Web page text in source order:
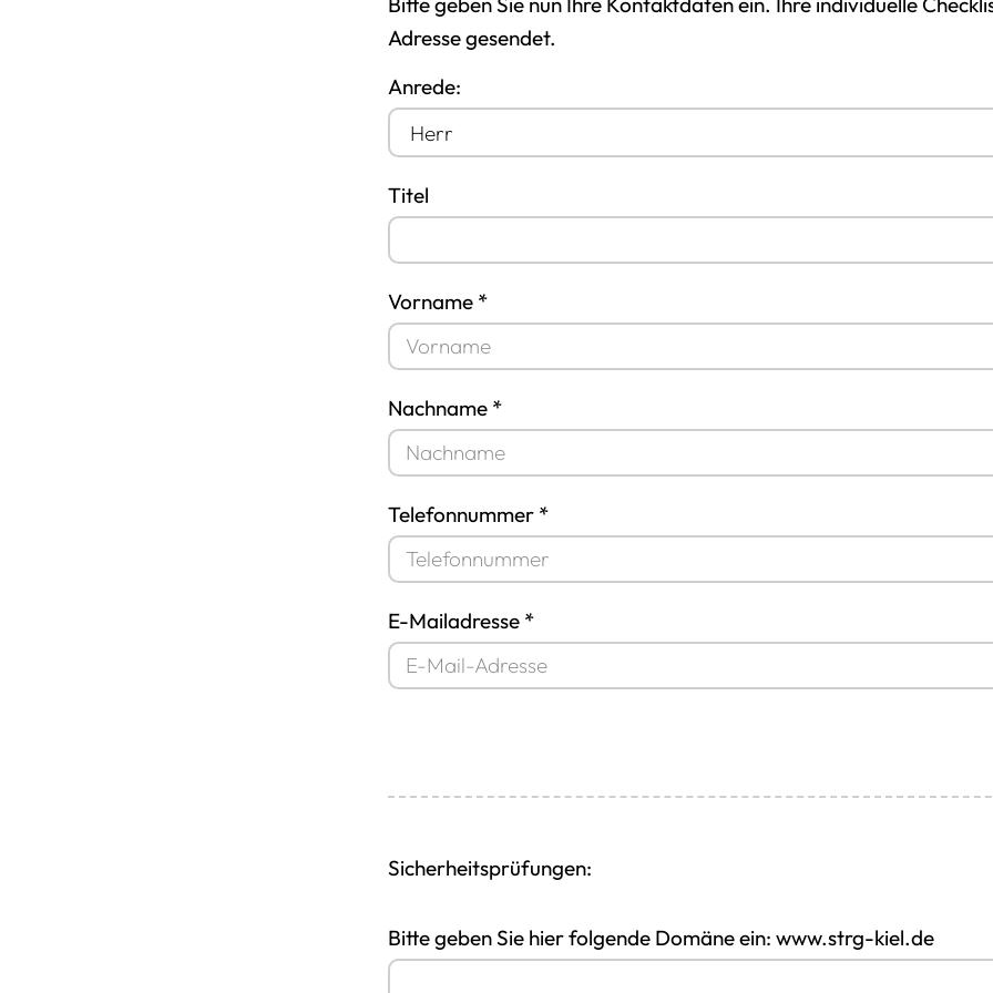
Adresse gesendet.
Anrede:
Titel
Vorname *
Nachname *
Telefonnummer *
E-Mailadresse *
Sicherheitsprüfungen:
Bitte geben Sie hier folgende Domäne ein: www.strg-kiel.de